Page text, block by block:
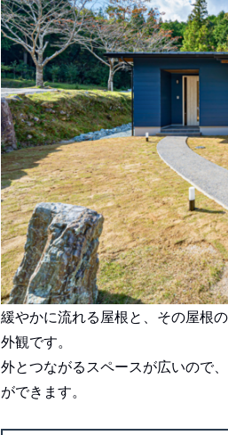
緩やかに流れる屋根と、その屋根
外観です。
外とつながるスペースが広いので
ができます。